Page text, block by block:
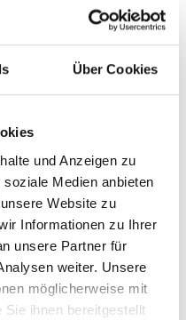
Über Cookies
und Anzeigen zu
Medien anbieten
Website zu
Informationen zu Ihrer
unsere Partner für
weiter. Unsere
möglicherweise mit
ihnen bereitgestellt
other
insights with